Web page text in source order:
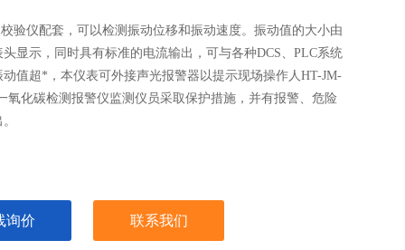
验仪配套，可以检测振动位移和振动速度。振动值的大小由
显示，同时具有标准的电流输出，可与各种DCS、PLC系统
动值超*，本仪表可外接声光报警器以提示现场操作人HT-JM-
氧化碳检测报警仪监测仪员采取保护措施，并有报警、危险
询价 联系我们